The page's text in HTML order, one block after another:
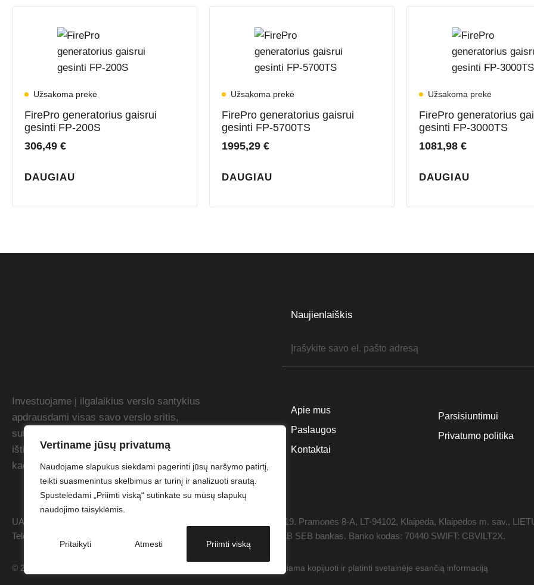
Vertiname jūsų privatumą
Naudojame slapukus siekdami pagerinti jūsų naršymo patirtį,
teikti suasmenintus skelbimus ar turinį ir analizuoti srautą.
Spustelėdami „Priimti viską“ sutinkate su mūsų slapukų
naudojimo taisyklėmis.
Pritaikyti Atmesti Priimti viską
Užsakoma prekė
FirePro generatorius gaisrui
gesinti FP-200S
306,49 €
DAUGIAU
Užsakoma prekė
FirePro generatorius gaisrui
gesinti FP-5700TS
1995,29 €
DAUGIAU
Užsakoma prekė
FirePro generatorius
gesinti FP-3000TS
1081,98 €
DAUGIAU
Investuojame į ilgalaikius verslo santykius
apdrausdami visas savo verslo sritis,
suteikdami lanksčias atsiskaitymo sąlygas
ištikimiems klientams. Siekiame dirbti taip,
kad viršytume Jūsų lūkesčius.
Naujienlaiškis
Apie mus
Paslaugos
Kontaktai
Parsisiuntimui
Privatumo politika
UAB "Garant Protech". Kodas: 304863046 PVM kodas: LT100011731119. Pramonės 8-A, LT-94102, Klaipėda, Klaipėdos m. sav.,
Telefonas: +37046416208. Sąskaitos nr.: LT86 7044 0600 0823 0358, AB SEB bankas. Banko kodas: 70440 SWIFT: CBVILT2X.
© 2026 UAB "Garant Protech". Be UAB "Garant Protech" sutikimo draudžiama kopijuoti ir platinti svetainėje esančią informaciją